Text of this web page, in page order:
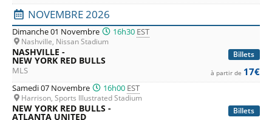
NOVEMBRE 2026
Dimanche 01 Novembre 16h30 EST
Nashville, Nissan Stadium
Billets
NASHVILLE -
NEW YORK RED BULLS
MLS à partir de 17€
Samedi 07 Novembre 16h00 EST
Harrison, Sports Illustrated Stadium
Billets
NEW YORK RED BULLS -
ATLANTA UNITED